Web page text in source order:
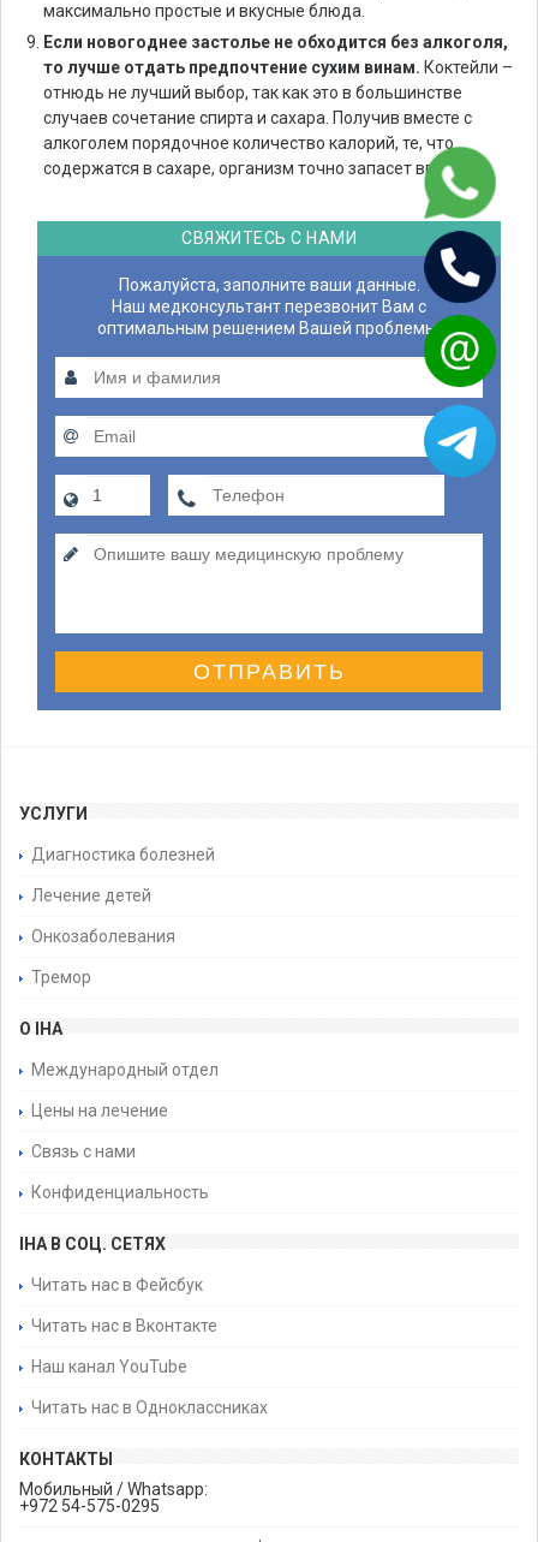
максимально простые и вкусные блюда.
Если новогоднее застолье не обходится без алкоголя,
то лучше отдать предпочтение сухим винам. Коктейли –
отнюдь не лучший выбор, так как это в большинстве
случаев сочетание спирта и сахара. Получив вместе с
алкоголем порядочное количество калорий, те, что
содержатся в сахаре, организм точно запасет впрок.
СВЯЖИТЕСЬ С НАМИ
Пожалуйста, заполните ваши данные.
Наш медконсультант перезвонит Вам с
оптимальным решением Вашей проблемы.
ОТПРАВИТЬ
УСЛУГИ
Диагностика болезней
Лечение детей
Онкозаболевания
Тремор
О IHA
Международный отдел
Цены на лечение
Связь с нами
Конфиденциальность
IHA В СОЦ. СЕТЯХ
Читать нас в Фейсбук
Читать нас в Вконтакте
Наш канал YouTube
Читать нас в Одноклассниках
КОНТАКТЫ
Мобильный / Whatsapp:
+972 54-575-0295